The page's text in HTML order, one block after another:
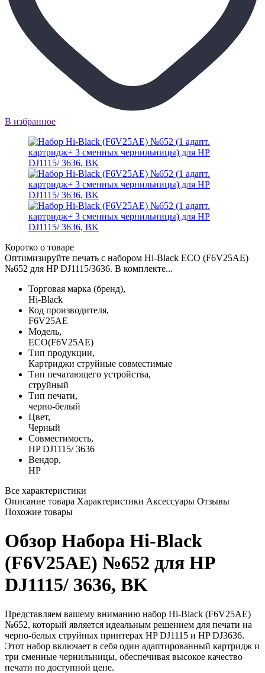
В избранное
Коротко о товаре
Оптимизируйте печать с набором Hi-Black ECO (F6V25AE)
№652 для HP DJ1115/3636. В комплекте...
Торговая марка (бренд),
Hi-Black
Код производителя,
F6V25AE
Модель,
ECO(F6V25AE)
Тип продукции,
Картриджи струйные совместимые
Тип печатающего устройства,
струйный
Тип печати,
черно-белый
Цвет,
Черный
Совместимость,
HP DJ1115/ 3636
Вендор,
HP
Все характеристики
Описание товара Характеристики Аксессуары Отзывы
Похожие товары
Обзор Набора Hi-Black
(F6V25AE) №652 для HP
DJ1115/ 3636, BK
Представляем вашему вниманию набор Hi-Black (F6V25AE)
№652, который является идеальным решением для печати на
черно-белых струйных принтерах HP DJ1115 и HP DJ3636.
Этот набор включает в себя один адаптированный картридж и
три сменные чернильницы, обеспечивая высокое качество
печати по доступной цене.